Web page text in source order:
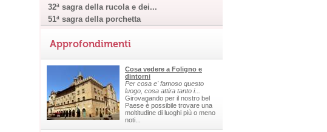
32ª sagra della rucola e dei...
51ª sagra della porchetta
Approfondimenti
Cosa vedere a Foligno e
dintorni
Per cosa e' famoso questo
luogo, cosa attira tanto i...
Girovagando per il nostro bel
Paese è possibile trovare una
moltitudine di luoghi più o meno
noti...